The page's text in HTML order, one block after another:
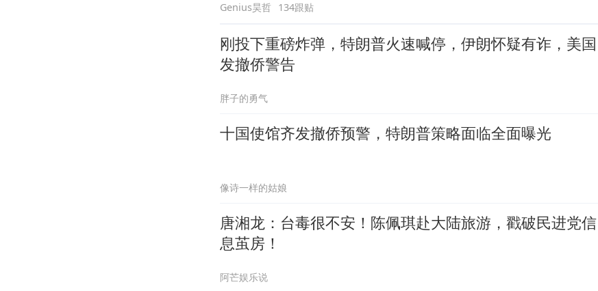
Genius昊哲 134跟贴
刚投下重磅炸弹，特朗普火速喊停，伊朗怀疑有诈，美国
发撤侨警告
胖子的勇气
十国使馆齐发撤侨预警，特朗普策略面临全面曝光
像诗一样的姑娘
唐湘龙：台毒很不安！陈佩琪赴大陆旅游，戳破民进党信
息茧房！
阿芒娱乐说